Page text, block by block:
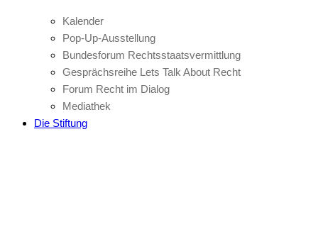
Kalender
Pop-Up-Ausstellung
Bundesforum Rechtsstaatsvermittlung
Gesprächsreihe Lets Talk About Recht
Forum Recht im Dialog
Mediathek
Die Stiftung